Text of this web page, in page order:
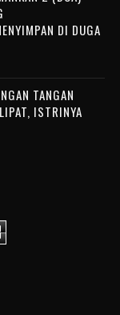
DI DUGA
TANGAN
ISTRINYA